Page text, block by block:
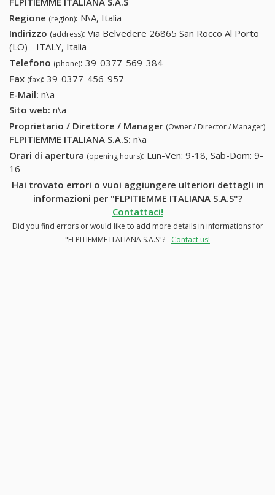
Regione (region): N\A, Italia
Indirizzo (address): Via Belvedere 26865 San Rocco Al Porto
(LO) - ITALY, Italia
Telefono (phone): 39-0377-569-384
Fax (fax): 39-0377-456-957
E-Mail: n\a
Sito web: n\a
Proprietario / Direttore / Manager (Owner / Director / Manager)
FLPITIEMME ITALIANA S.A.S: n\a
Orari di apertura (opening hours): Lun-Ven: 9-18, Sab-Dom: 9-
16
Hai trovato errori o vuoi aggiungere ulteriori dettagli in
informazioni per "FLPITIEMME ITALIANA S.A.S"?
Contattaci!
Did you find errors or would like to add more details in informations for
"FLPITIEMME ITALIANA S.A.S"? - Contact us!